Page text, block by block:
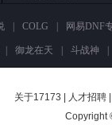
COLG 网易DNF
御龙在天 斗战神
关于17173 人才招聘|
Copyright